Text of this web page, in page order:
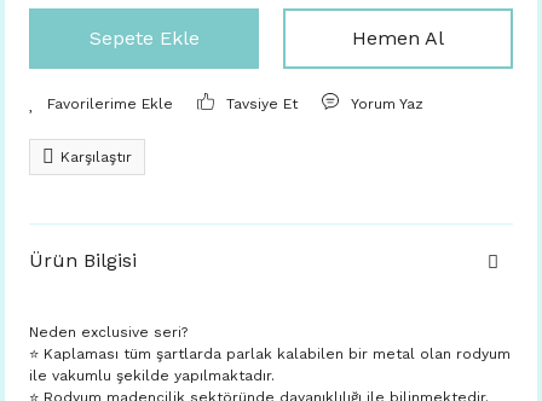
Sepete Ekle Hemen Al
Tavsiye Et Yorum Yaz
Karşılaştır
Ürün Bilgisi
Neden exclusive seri?
⭐️ Kaplaması tüm şartlarda parlak kalabilen bir metal olan rodyum
ile vakumlu şekilde yapılmaktadır.
⭐️ Rodyum madencilik sektöründe dayanıklılığı ile bilinmektedir.